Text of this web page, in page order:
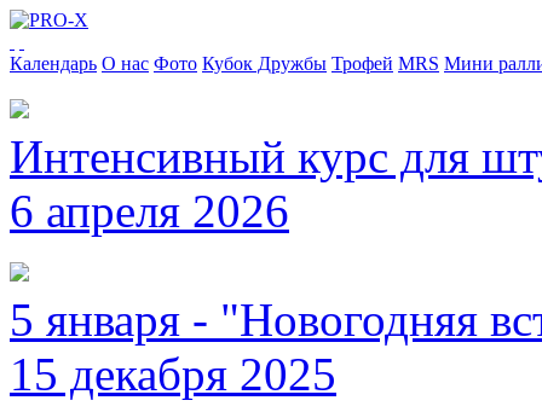
Календарь О нас Фото Кубок Дружбы Трофей MRS Мини
Интенсивный курс для
6 апреля 2026
5 января - "Новогодняя
15 декабря 2025